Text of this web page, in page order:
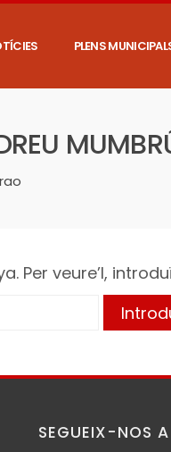
PLENS
Per veure’l,
SEGUEIX-NOS